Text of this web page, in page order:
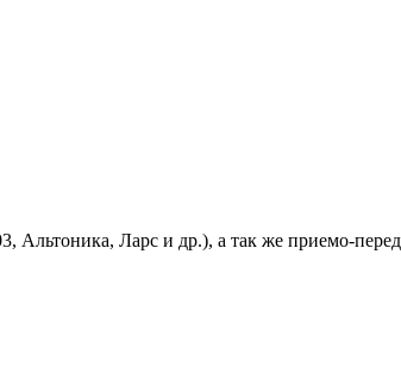
Альтоника, Ларс и др.), а так же приемо-